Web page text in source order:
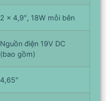
2 x 4,9″, 18W mỗi bên
Nguồn điện 19V DC
(bao gồm)
4,65″